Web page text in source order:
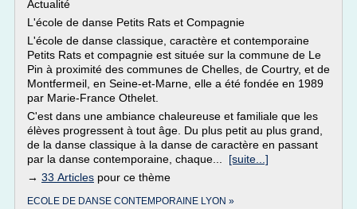
Actualité
L'école de danse Petits Rats et Compagnie
L'école de danse classique, caractère et contemporaine
Petits Rats et compagnie est située sur la commune de Le
Pin à proximité des communes de Chelles, de Courtry, et de
Montfermeil, en Seine-et-Marne, elle a été fondée en 1989
par Marie-France Othelet.
C'est dans une ambiance chaleureuse et familiale que les
élèves progressent à tout âge. Du plus petit au plus grand,
de la danse classique à la danse de caractère en passant
par la danse contemporaine, chaque... [suite...]
→ 33 Articles pour ce thème
ECOLE DE DANSE CONTEMPORAINE LYON »